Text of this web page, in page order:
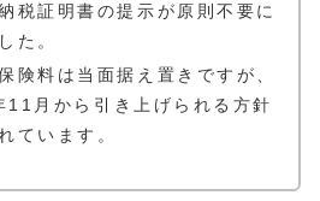
税証明書の提示が原則不要に
た。
険料は当面据え置きですが、
月から引き上げられる方針
ています。